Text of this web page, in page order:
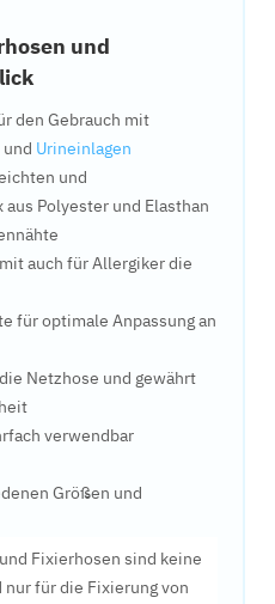
und
den Gebrauch mit
und Urineinlagen
und
Polyester und Elasthan
auch für Allergiker die
für optimale Anpassung an
Netzhose und gewährt
verwendbar
Größen und
Fixierhosen sind keine
für die Fixierung von